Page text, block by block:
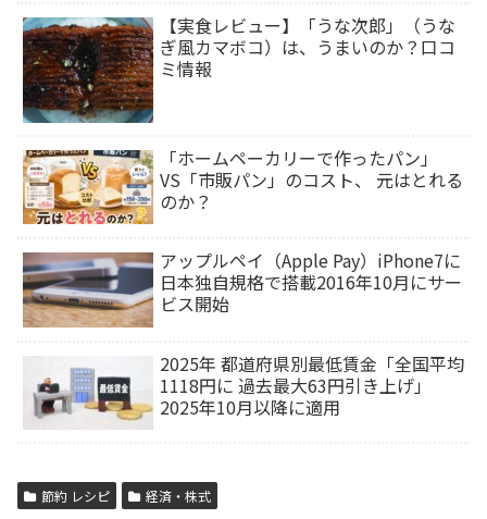
【実食レビュー】「うな次郎」（うな
ぎ風カマボコ）は、うまいのか？口コ
ミ情報
「ホームペーカリーで作ったパン」
VS「市販パン」のコスト、 元はとれる
のか？
アップルペイ（Apple Pay）iPhone7に
日本独自規格で搭載2016年10月にサー
ビス開始
2025年 都道府県別最低賃金「全国平均
1118円に 過去最大63円引き上げ」
2025年10月以降に適用
節約 レシピ 経済・株式